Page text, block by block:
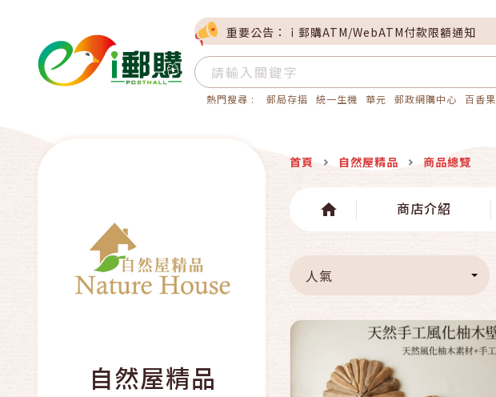
重要公告：ｉ郵購ATM/WebATM付款限額通知
熱門搜尋 : 郵局存摺 統一生機 華元 郵政網購中心 百香果
自然屋精品
首頁 自然屋精品 商品總覽
商店介紹
人氣